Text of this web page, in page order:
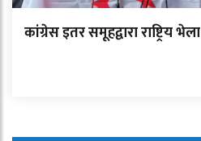
कांग्रेस इतर समूहद्वारा राष्ट्रिय